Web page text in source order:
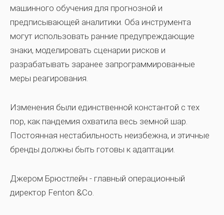
машинного обучения для прогнозной и
предписывающей аналитики. Оба инструмента
могут использовать ранние предупреждающие
знаки, моделировать сценарии рисков и
разрабатывать заранее запрограммированные
меры реагирования.
Изменения были единственной константой с тех
пор, как пандемия охватила весь земной шар.
Постоянная нестабильность неизбежна, и этичные
бренды должны быть готовы к адаптации.
Джером Брюстлейн - главный операционный
директор Fenton &Co.